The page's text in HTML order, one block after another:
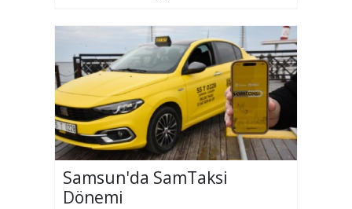
Samsun'da SamTaksi
Dönemi